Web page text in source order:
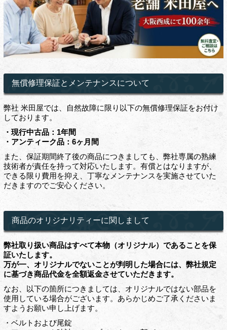
無償修理保証とメンテナンスについて
弊社 米田屋では、自然故障に限り以下の無償修理保証をお付け
しております。
・現行中古品：1年間
・アンティーク品：6ヶ月間
また、保証期間終了後の商品につきましても、弊社専属の熟練
技術者が責任を持って対応いたします。有償とはなりますが、
できる限り費用を抑え、丁寧なメンテナンスを実施させていた
だきますのでご安心ください。
商品のオリジナリティーに関しまして
弊社取り扱い商品はすべて本物（オリジナル）であることを保
証いたします。
万が一、オリジナルでないことが判明した場合には、弊社規定
に基づき商品代金を全額返金させていただきます。
なお、以下の箇所につきましては、オリジナルではない部品を
使用している場合がございます。あらかじめご了承くださいま
すようお願い申し上げます。
・ベルトおよび尾錠